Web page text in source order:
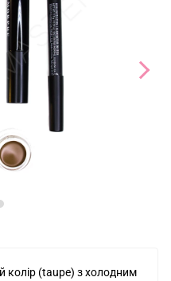
колір (taupe) з холодним